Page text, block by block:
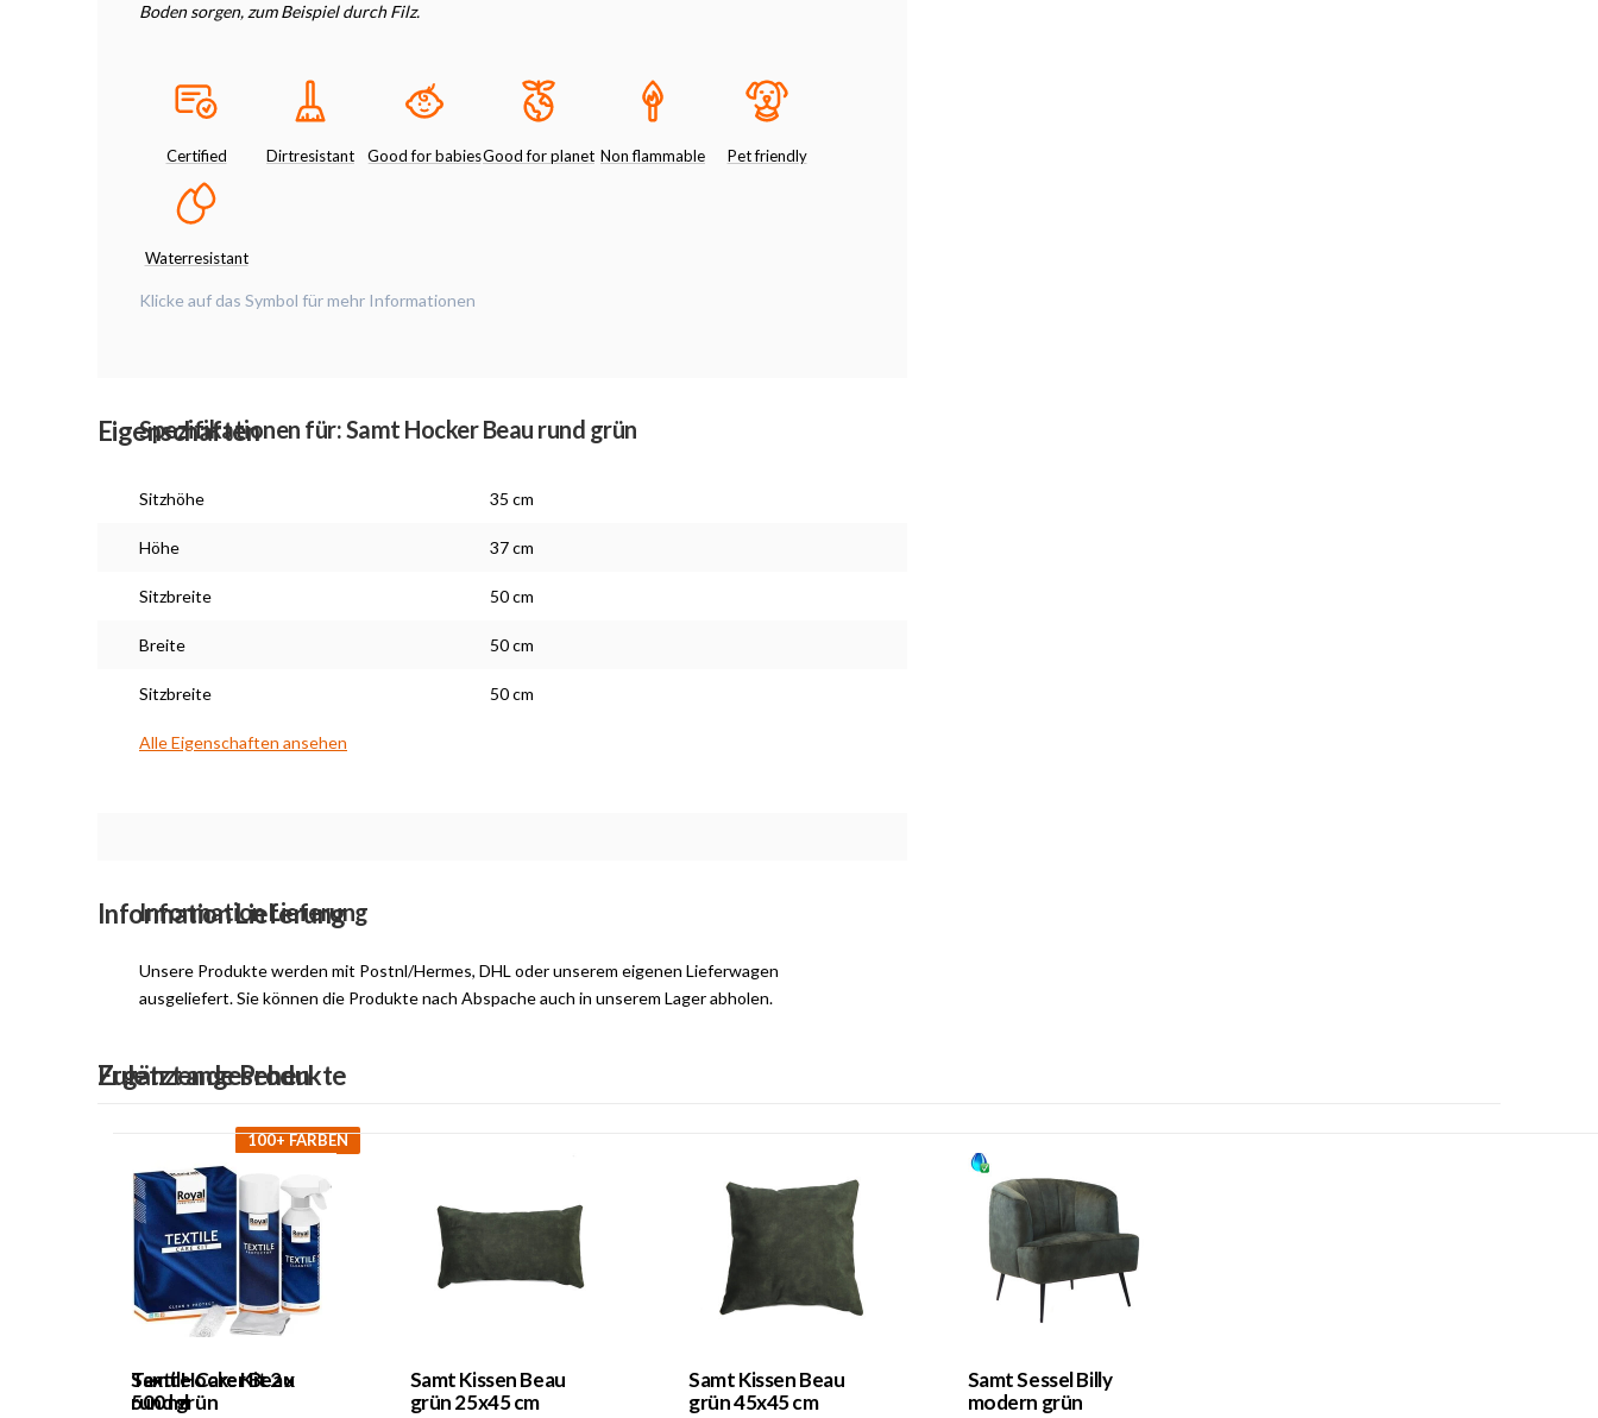
Boden sorgen, zum Beispiel durch Filz.
Certified Dirtresistant Good for babiesGood for planet Non flammable Pet friendly
Waterresistant
Klicke auf das Symbol für mehr Informationen
Eigenschaften
Spezifikationen für: Samt Hocker Beau rund grün
Sitzhöhe 35 cm
Höhe 37 cm
Sitzbreite 50 cm
Breite 50 cm
Sitzbreite 50 cm
Alle Eigenschaften ansehen
Information Lieferung
Information Lieferung
Unsere Produkte werden mit Postnl/Hermes, DHL oder unserem eigenen Lieferwagen
ausgeliefert. Sie können die Produkte nach Abspache auch in unserem Lager abholen.
Ergänzende Produkte
Textile Care Kit 2 x
500 ml
Samt Kissen Beau
grün 25x45 cm
Samt Kissen Beau
grün 45x45 cm
Samt Sessel Billy
modern grün
Zuletzt angesehen
Samt Hocker Beau
rund grün
100+ FARBEN